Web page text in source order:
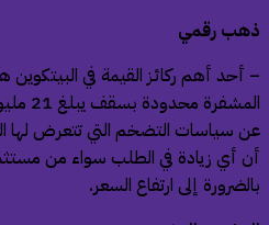
رقمي
أهم ركائز القيمة في البيتكوين
المشفرة
سياسات التضخم التي تتعرض لها
أي زيادة في الطلب سواء من
إلى ارتفاع السعر.